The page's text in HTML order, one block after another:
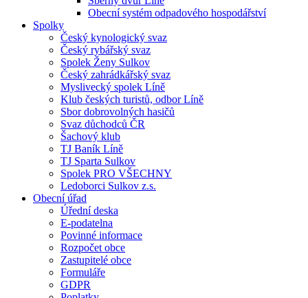
Obecní systém odpadového hospodářství
Spolky
Český kynologický svaz
Český rybářský svaz
Spolek Ženy Sulkov
Český zahrádkářský svaz
Myslivecký spolek Líně
Klub českých turistů, odbor Líně
Sbor dobrovolných hasičů
Svaz důchodců ČR
Šachový klub
TJ Baník Líně
TJ Sparta Sulkov
Spolek PRO VŠECHNY
Ledoborci Sulkov z.s.
Obecní úřad
Úřední deska
E-podatelna
Povinné informace
Rozpočet obce
Zastupitelé obce
Formuláře
GDPR